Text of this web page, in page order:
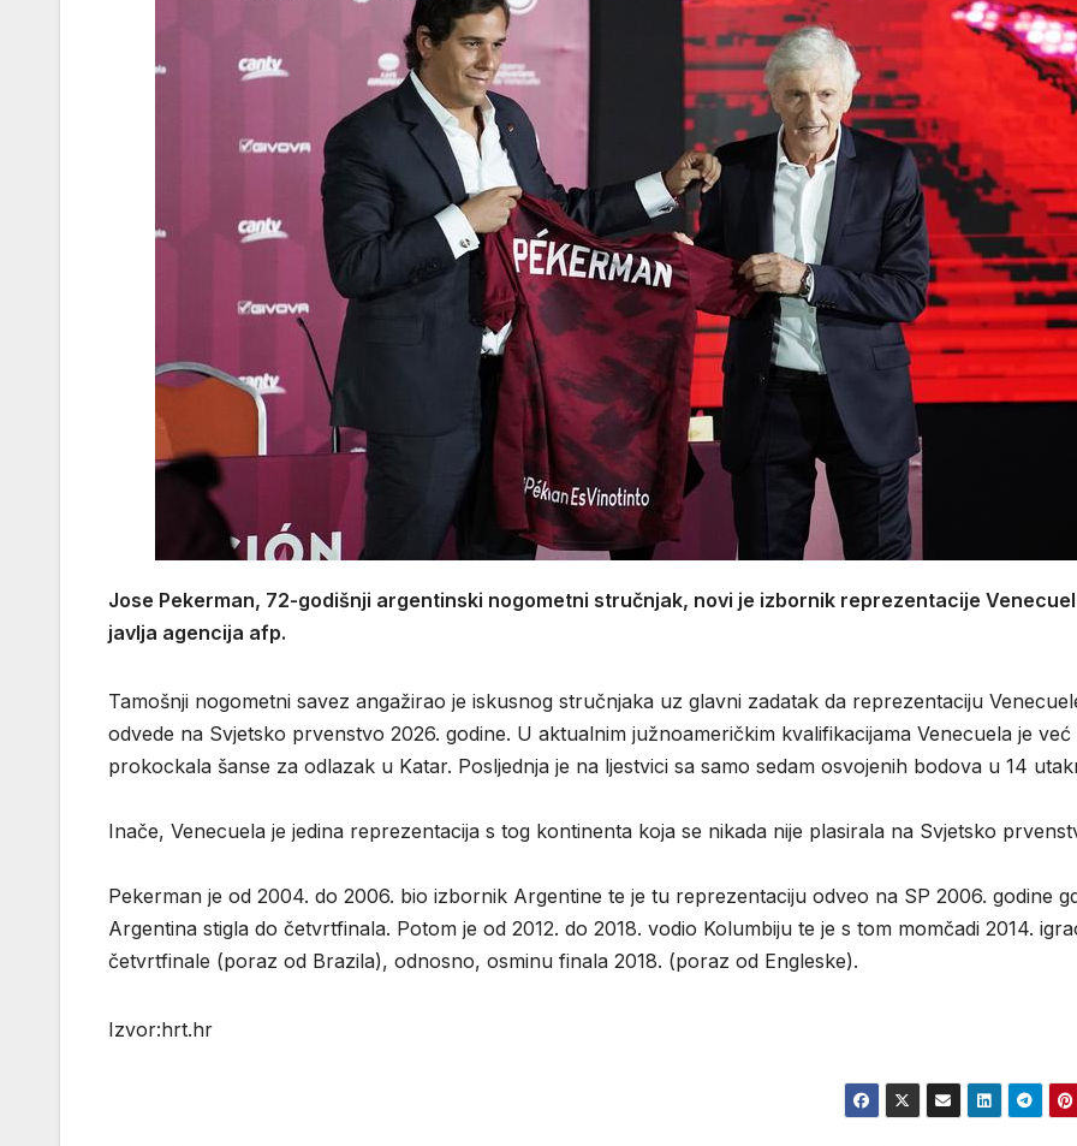
Jose Pekerman, 72-godišnji argentinski nogometni stručnjak, novi je izbornik reprezentacije
javlja agencija afp.
Tamošnji nogometni savez angažirao je iskusnog stručnjaka uz glavni zadatak da reprezentaciju
odvede na Svjetsko prvenstvo 2026. godine. U aktualnim južnoameričkim kvalifikacijama Venecuela je već
prokockala šanse za odlazak u Katar. Posljednja je na ljestvici sa samo sedam osvojenih bodova u 14
Inače, Venecuela je jedina reprezentacija s tog kontinenta koja se nikada nije plasirala na Svjetsko
Pekerman je od 2004. do 2006. bio izbornik Argentine te je tu reprezentaciju odveo na SP 2006. godine
Argentina stigla do četvrtfinala. Potom je od 2012. do 2018. vodio Kolumbiju te je s tom momčadi 2014.
četvrtfinale (poraz od Brazila), odnosno, osminu finala 2018. (poraz od Engleske).
Izvor:hrt.hr